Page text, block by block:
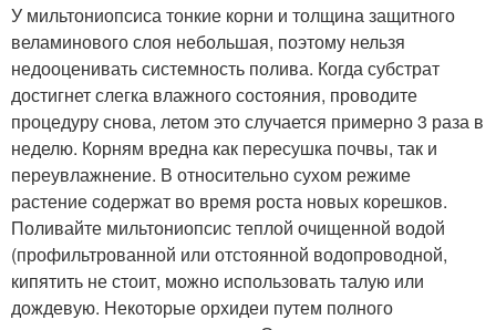
У мильтониопсиса тонкие корни и толщина защитного
веламинового слоя небольшая, поэтому нельзя
недооценивать системность полива. Когда субстрат
достигнет слегка влажного состояния, проводите
процедуру снова, летом это случается примерно 3 раза в
неделю. Корням вредна как пересушка почвы, так и
переувлажнение. В относительно сухом режиме
растение содержат во время роста новых корешков.
Поливайте мильтониопсис теплой очищенной водой
(профильтрованной или отстоянной водопроводной,
кипятить не стоит, можно использовать талую или
дождевую. Некоторые орхидеи путем полного